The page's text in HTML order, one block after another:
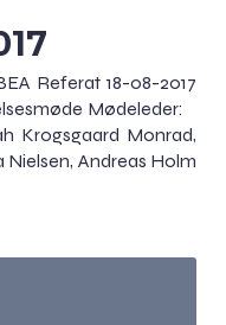
Referat 18-08-2017
Mødeleder:
Monrad,
Andreas Holm